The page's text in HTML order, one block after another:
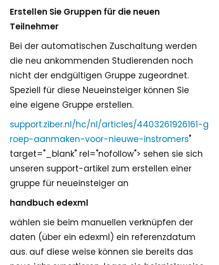
Erstellen Sie Gruppen für die neuen
Teilnehmer
Bei der automatischen Zuschaltung werden
die neu ankommenden Studierenden noch
nicht der endgültigen Gruppe zugeordnet.
Speziell für diese Neueinsteiger können Sie
eine eigene Gruppe erstellen.
support.ziber.nl/hc/nl/articles/4403261926161-g
roep-aanmaken-voor-nieuwe-instromers"
target="_blank" rel="nofollow"> sehen sie sich
unseren support-artikel zum erstellen einer
gruppe für neueinsteiger an
handbuch edexml
wählen sie beim manuellen verknüpfen der
daten (über ein edexml) ein referenzdatum
aus. auf diese weise können sie bereits das